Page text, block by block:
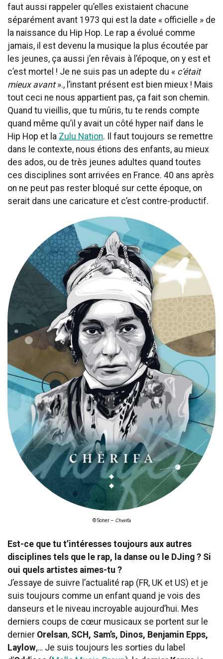
faut aussi rappeler qu’elles existaient chacune
séparément avant 1973 qui est la date « officielle » de
la naissance du Hip Hop. Le rap a évolué comme
jamais, il est devenu la musique la plus écoutée par
les jeunes, ça aussi j’en rêvais à l’époque, on y est et
c’est mortel ! Je ne suis pas un adepte du « c’était
mieux avant»., l’instant présent est bien mieux ! Mais
tout ceci ne nous appartient pas, ça fait son chemin.
Quand tu vieillis, que tu mûris, tu te rends compte
quand même qu’il y avait un côté hyper naïf dans le
Hip Hop et la Zulu Nation. Il faut toujours se remettre
dans le contexte, nous étions des enfants, au mieux
des ados, ou de très jeunes adultes quand toutes
ces disciplines sont arrivées en France. 40 ans après
on ne peut pas rester bloqué sur cette époque, on
serait dans une caricature et c’est contre-productif.
© Soner – Cherifa
Est-ce que tu t’intéresses toujours aux autres
disciplines tels que le rap, la danse ou le DJing ? Si
oui quels artistes aimes-tu ?
J’essaye de suivre l’actualité rap (FR, UK et US) et je
suis toujours comme un enfant quand je vois des
danseurs et le niveau incroyable aujourd’hui. Mes
derniers coups de cœur musicaux se portent sur le
dernier Orelsan, SCH, Sam’s, Dinos, Benjamin Epps,
Laylow,… Je suis toujours les sorties du label